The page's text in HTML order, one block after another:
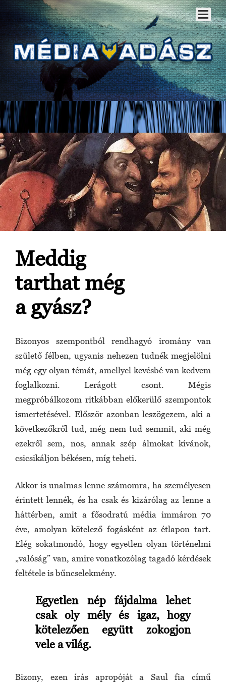
Meddig
tarthat még
a gyász?
Bizonyos szempontból rendhagyó iromány van
születő félben, ugyanis nehezen tudnék megjelölni
még egy olyan témát, amellyel kevésbé van kedvem
foglalkozni. Lerágott csont. Mégis
megpróbálkozom ritkábban előkerülő szempontok
ismertetésével. Először azonban leszögezem, aki a
következőkről tud, még nem tud semmit, aki még
ezekről sem, nos, annak szép álmokat kívánok,
csicsikáljon békésen, míg teheti.
Akkor is unalmas lenne számomra, ha személyesen
érintett lennék, és ha csak és kizárólag az lenne a
háttérben, amit a fősodratú média immáron 70
éve, amolyan kötelező fogásként az étlapon tart.
Elég sokatmondó, hogy egyetlen olyan történelmi
„valóság” van, amire vonatkozólag tagadó kérdések
feltétele is bűncselekmény.
Egyetlen nép fájdalma lehet
csak oly mély és igaz, hogy
kötelezően együtt zokogjon
vele a világ.
Bizony, ezen írás apropóját a Saul fia című